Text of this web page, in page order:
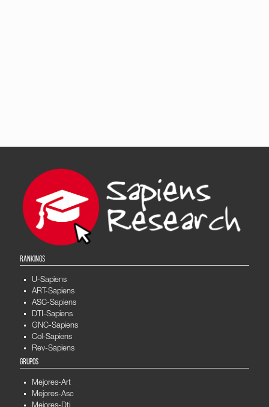
RANKINGS
U-Sapiens
ART-Sapiens
ASC-Sapiens
DTI-Sapiens
GNC-Sapiens
Col-Sapiens
Rev-Sapiens
GRUPOS
Mejores-Art
Mejores-Asc